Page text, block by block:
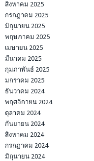
สิงหาคม 2025
กรกฎาคม 2025
มิถุนายน 2025
พฤษภาคม 2025
เมษายน 2025
มีนาคม 2025
กุมภาพันธ์ 2025
มกราคม 2025
ธันวาคม 2024
พฤศจิกายน 2024
ตุลาคม 2024
กันยายน 2024
สิงหาคม 2024
กรกฎาคม 2024
มิถุนายน 2024